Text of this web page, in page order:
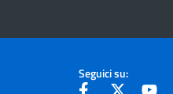
Seguici su: